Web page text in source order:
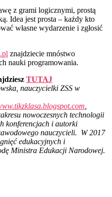
z grami logicznymi, prostą
Idea jest prosta – każdy kto
własne wydarzenie i zgłosić
znajdziecie mnóstwo
nauki programowania.
TUTAJ
nauczycielki ZSS w
,
nowoczesnych technologii
konferencjach i autorki
nauczycieli. W 2017
edukacyjnych i
Ministra Edukacji Narodowej.